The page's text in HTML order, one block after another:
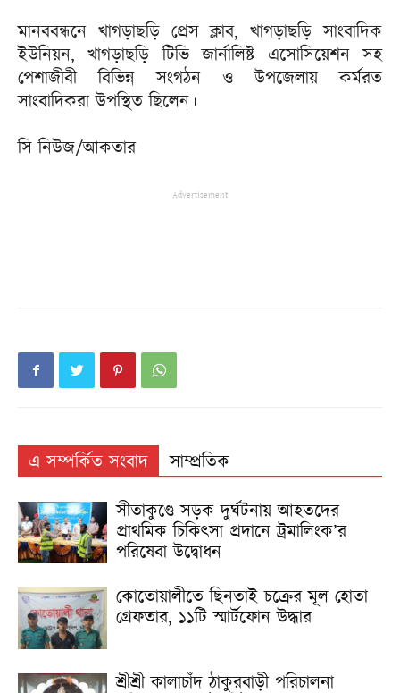
মানববন্ধনে খাগড়াছড়ি প্রেস ক্লাব, খাগড়াছড়ি সাংবাদিক
ইউনিয়ন, খাগড়াছড়ি টিভি জার্নালিষ্ট এসোসিয়েশন সহ
পেশাজীবী বিভিন্ন সংগঠন ও উপজেলায় কর্মরত
সাংবাদিকরা উপস্থিত ছিলেন।
সি নিউজ/আকতার
Advertisement
এ সম্পর্কিত সংবাদ
সাম্প্রতিক
সীতাকুণ্ডে সড়ক দুর্ঘটনায় আহতদের
প্রাথমিক চিকিৎসা প্রদানে ট্রমালিংক’র
পরিষেবা উদ্বোধন
কোতোয়ালীতে ছিনতাই চক্রের মূল হোতা
গ্রেফতার, ১১টি স্মার্টফোন উদ্ধার
শ্রীশ্রী কালাচাঁদ ঠাকুরবাড়ী পরিচালনা